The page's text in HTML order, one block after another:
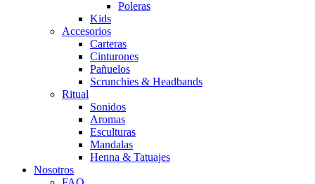
Poleras
Kids
Accesorios
Carteras
Cinturones
Pañuelos
Scrunchies & Headbands
Ritual
Sonidos
Aromas
Esculturas
Mandalas
Henna & Tatuajes
Nosotros